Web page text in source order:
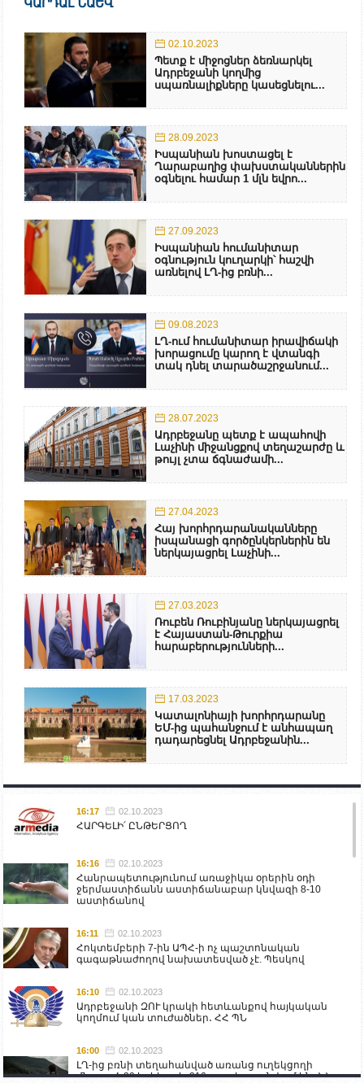
02.10.2023
Պետք է միջոցներ ձեռնարկել
Ադրբեջանի կողմից
սպառնալիքները կասեցնելու...
28.09.2023
Իսպանիան խոստացել է
Ղարաբաղից փախստականներին
օգնելու համար 1 մլն եվրո...
27.09.2023
Իսպանիան հումանիտար
օգնություն կուղարկի՝ հաշվի
առնելով ԼՂ-ից բռնի...
09.08.2023
ԼՂ-ում հումանիտար իրավիճակի
խորացումը կարող է վտանգի
տակ դնել տարածաշրջանում...
28.07.2023
Ադրբեջանը պետք է ապահովի
Լաչինի միջանցքով տեղաշարժը և
թույլ չտա ճգնաժամի...
27.04.2023
Հայ խորհրդարանականները
իսպանացի գործընկերներին են
ներկայացրել Լաչինի...
27.03.2023
Ռուբեն Ռուբինյանը ներկայացրել
է Հայաստան-Թուրքիա
հարաբերությունների...
17.03.2023
Կատալոնիայի խորհրդարանը
ԵՄ-ից պահանջում է անհապաղ
դադարեցնել Ադրբեջանին...
16:17 02.10.2023
ՀԱՐԳԵԼԻ՛ ԸՆԹԵՐՑՈՂ
16:16 02.10.2023
Հանրապետությունում առաջիկա օրերին օդի
ջերմաստիճանն աստիճանաբար կնվազի 8-10
աստիճանով
16:11 02.10.2023
Հոկտեմբերի 7-ին ԱՊՀ-ի ոչ պաշտոնական
գագաթնաժողով նախատեսված չէ. Պեսկով
16:10 02.10.2023
Ադրբեջանի ԶՈՒ կրակի հետևանքով հայկական
կողմում կան տուժածներ․ ՀՀ ՊՆ
16:00 02.10.2023
ԼՂ-ից բռնի տեղահանված առանց ուղեկցողի
մնացած 20 երեխա և 216 տարեց գտնվում են ՀՀ